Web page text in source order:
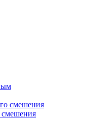
смешения
смешения